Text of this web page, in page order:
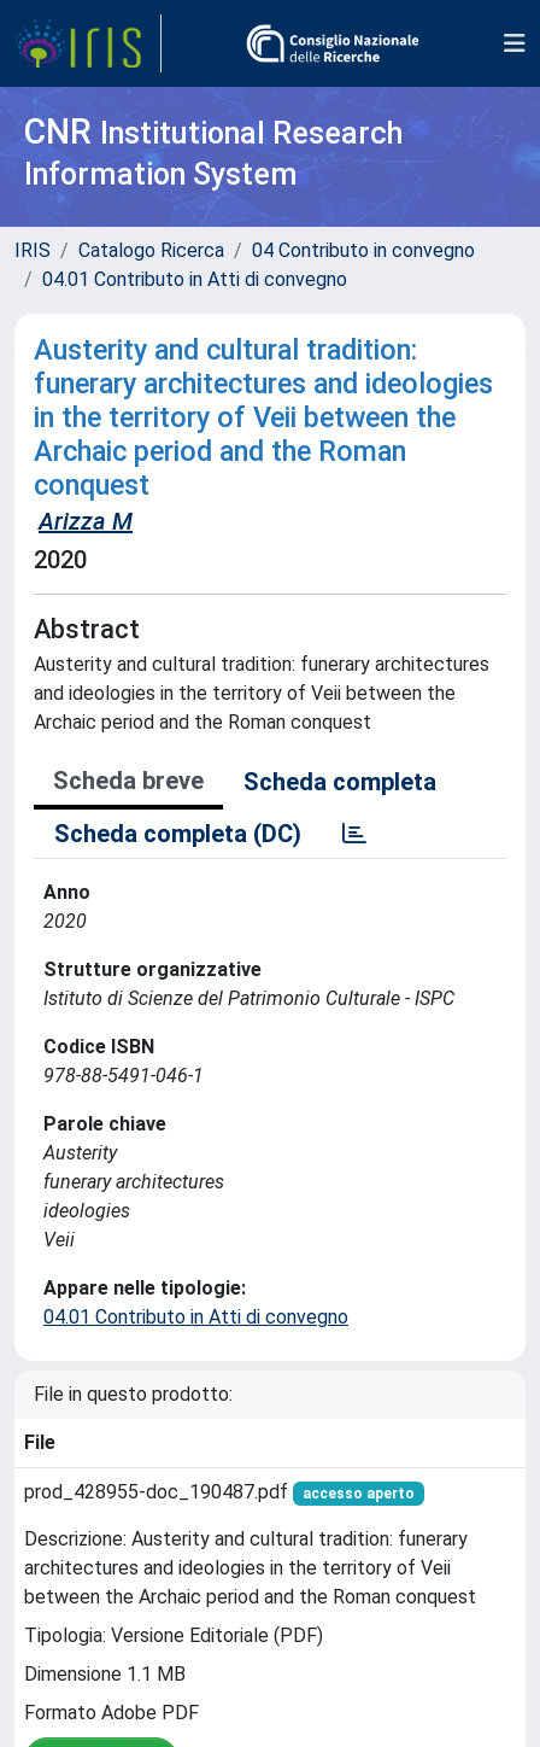
CNR Institutional Research
Information System
IRIS Catalogo Ricerca
04 Contributo in convegno
04.01 Contributo in Atti di convegno
Austerity and cultural tradition:
funerary architectures and ideologies
in the territory of Veii between the
Archaic period and the Roman
conquest
Arizza M
2020
Abstract
Austerity and cultural tradition: funerary architectures
and ideologies in the territory of Veii between the
Archaic period and the Roman conquest
Scheda breve
Scheda completa
Scheda completa (DC)
Anno
2020
Strutture organizzative
Istituto di Scienze del Patrimonio Culturale - ISPC
Codice ISBN
978-88-5491-046-1
Parole chiave
Austerity
funerary architectures
ideologies
Veii
Appare nelle tipologie:
04.01 Contributo in Atti di convegno
File in questo prodotto:
File
prod_428955-doc_190487.pdf accesso aperto
Descrizione: Austerity and cultural tradition: funerary
architectures and ideologies in the territory of Veii
between the Archaic period and the Roman conquest
Tipologia: Versione Editoriale (PDF)
Dimensione 1.1 MB
Formato Adobe PDF